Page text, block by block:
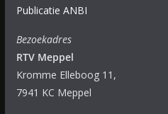
Publicatie ANBI
Bezoekadres
RTV Meppel
Kromme Elleboog 11,
7941 KC Meppel